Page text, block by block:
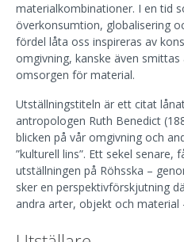
materialkombinationer. I en tid
överkonsumtion, globalisering
fördel låta oss inspireras av
omgivning, kanske även
omsorgen för material.
Utställningstiteln är ett citat
antropologen Ruth Benedict
blicken på vår omgivning och
”kulturell lins”. Ett sekel senare,
utställningen på Röhsska –
sker en perspektivförskjutning
andra arter, objekt och material